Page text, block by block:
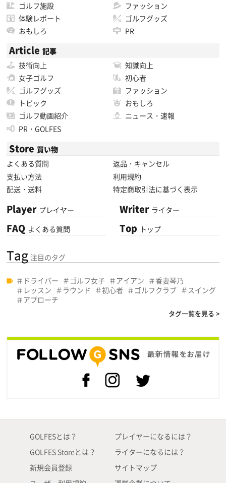
ゴルフ施設
ファッション
体験レポート
ゴルフグッズ
おもしろ
PR
Article 記事
技術向上
知識向上
女子ゴルフ
初心者
ゴルフグッズ
ファッション
トピック
おもしろ
ゴルフ動画紹介
ニュース・速報
PR・GOLFES
Store 買い物
よくある質問
返品・キャンセル
支払い方法
利用規約
配送・送料
特定商取引法に基づく表示
Player プレイヤー
FAQ よくある質問
Writer ライター
Top トップ
Tag 注目のタグ
ドライバー ゴルフ女子 アイアン
香妻琴乃
レッスン
ラウンド 初心者 ゴルフクラブ
スイング
アプローチ
タグ一覧を見る >
GOLFESとは？
GOLFES Storeとは？
新規会員登録
プレイヤーになるには？
ライターになるには？
サイトマップ